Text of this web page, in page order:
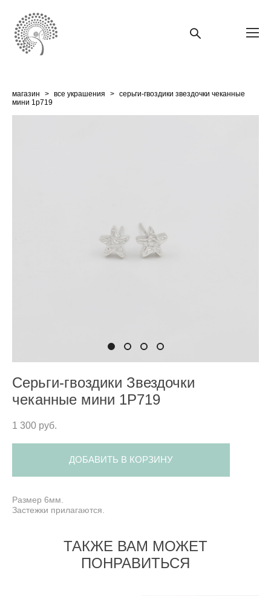
магазин > все украшения > серьги-гвоздики звездочки чеканные
мини 1p719
Серьги-гвоздики Звездочки
чеканные мини 1P719
1 300 pуб.
ДОБАВИТЬ В КОРЗИНУ
Размер 6мм.
Застежки прилагаются.
ТАКЖЕ ВАМ МОЖЕТ
ПОНРАВИТЬСЯ